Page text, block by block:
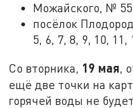
Можайского, №
посёлок
5, 6, 7, 8, 9, 10, 11,
Со вторника, 19 мая,
ещё две точки на
горячей воды не